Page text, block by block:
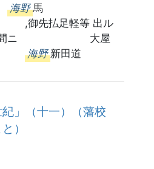
海野 馬
足軽等 出ル
具の間ニ 大屋
海野 新田道
紀」（十一）（藩校
）